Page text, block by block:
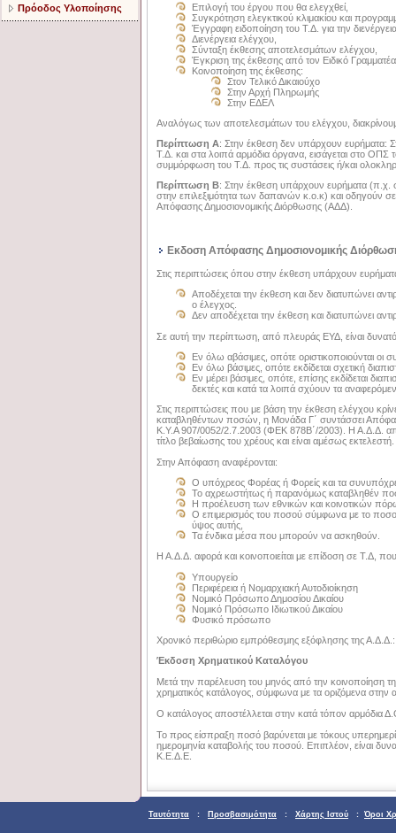
Πρόοδος Υλοποίησης
Επιλογή του έργου που θα ελεγχθεί,
Συγκρότηση ελεγκτικού κλιμακίου και
Έγγραφη ειδοποίηση του Τ.Δ. για την
Διενέργεια ελέγχου,
Σύνταξη έκθεσης αποτελεσμάτων ελέγχου,
Έγκριση της έκθεσης από τον Ειδικό
Κοινοποίηση της έκθεσης:
Στον Τελικό Δικαιούχο
Στην Αρχή Πληρωμής
Στην ΕΔΕΛ
Αναλόγως των αποτελεσμάτων του ελέγχου,
Περίπτωση Α: Στην έκθεση δεν υπάρχουν ευρήματα:
Τ.Δ. και στα λοιπά αρμόδια όργανα, εισάγεται στο ΟΠΣ
συμμόρφωση του Τ.Δ. προς τις συστάσεις ή/και
Περίπτωση Β: Στην έκθεση υπάρχουν ευρήματα (π.χ.
στην επιλεξιμότητα των δαπανών κ.ο.κ) και οδηγούν
Απόφασης Δημοσιονομικής Διόρθωσης (ΑΔΔ).
Εκδοση Απόφασης Δημοσιονομικής
Στις περιπτώσεις όπου στην έκθεση υπάρχουν
Αποδέχεται την έκθεση και δεν διατυπώνει
ο έλεγχος.
Δεν αποδέχεται την έκθεση και διατυπώνει
Σε αυτή την περίπτωση, από πλευράς ΕΥΔ, είναι
Εν όλω αβάσιμες, οπότε οριστικοποιούνται οι
Εν όλω βάσιμες, οπότε εκδίδεται σχετική
Εν μέρει βάσιμες, οπότε, επίσης εκδίδεται
δεκτές και κατά τα λοιπά σχύουν τα
Στις περιπτώσεις που με βάση την έκθεση ελέγχου
καταβληθέντων ποσών, η Μονάδα Γ΄ συντάσσει
Κ.Υ.Α 907/0052/2.7.2003 (ΦΕΚ 878Β΄/2003). Η Α.Δ.Δ.
τίτλο βεβαίωσης του χρέους και είναι αμέσως εκτελεστή.
Στην Απόφαση αναφέρονται:
Ο υπόχρεος Φορέας ή Φορείς και τα
Το αχρεωστήτως ή παρανόμως καταβληθέν
Η προέλευση των εθνικών και κοινοτικών
Ο επιμερισμός του ποσού σύμφωνα με το
ύψος αυτής,
Τα ένδικα μέσα που μπορούν να ασκηθούν.
Η Α.Δ.Δ. αφορά και κοινοποιείται με επίδοση σε Τ.Δ, που
Υπουργείο
Περιφέρεια ή Νομαρχιακή Αυτοδιοίκηση
Νομικό Πρόσωπο Δημοσίου Δικαίου
Νομικό Πρόσωπο Ιδιωτικού Δικαίου
Φυσικό πρόσωπο
Χρονικό περιθώριο εμπρόθεσμης εξόφλησης της
Έκδοση Χρηματικού Καταλόγου
Μετά την παρέλευση του μηνός από την κοινοποίηση
χρηματικός κατάλογος, σύμφωνα με τα οριζόμενα
Ο κατάλογος αποστέλλεται στην κατά τόπον αρμόδια
Το προς είσπραξη ποσό βαρύνεται με τόκους
ημερομηνία καταβολής του ποσού. Επιπλέον, είναι
Κ.Ε.Δ.Ε.
Ταυτότητα : Προσβασιμότητα : Χάρτης Ιστού : Όροι